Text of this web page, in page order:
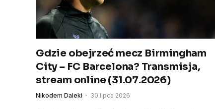
Gdzie obejrzeć mecz Birmingham
City – FC Barcelona? Transmisja,
stream online (31.07.2026)
Nikodem Daleki 30 lipca 2026